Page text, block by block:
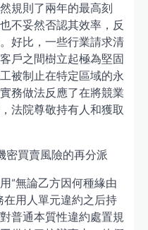
規則了兩年的最高刻
不妥然否認其效率，反
好比，一些行業請求清
戶之間樹立起極為堅固
被制止在特定區域的永
務做法反應了在將競業
法院尊敬持有人和獲取
密買賣風險的再分派
“無論乙方因何種緣由
用人單元違約之后持
普通本質性違約處置規